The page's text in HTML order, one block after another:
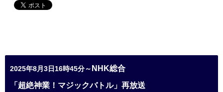
2025年8月3日16時45分～ NHK総合
「超絶神業！マジックバトル」再放送